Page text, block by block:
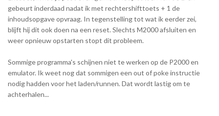
gebeurt inderdaad nadat ik met rechtershifttoets + 1 de
inhoudsopgave opvraag. In tegenstelling tot wat ik eerder zei,
blijft hij dit ook doen na een reset. Slechts M2000 afsluiten en
weer opnieuw opstarten stopt dit probleem.
Sommige programma's schijnen niet te werken op de P2000 en
emulator. Ik weet nog dat sommigen een out of poke instructie
nodig hadden voor het laden/runnen. Dat wordt lastig om te
achterhalen...